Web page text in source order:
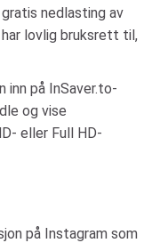
nedlasting av
lovlig bruksrett til,
inn på InSaver.to-
og vise
eller Full HD-
på Instagram som